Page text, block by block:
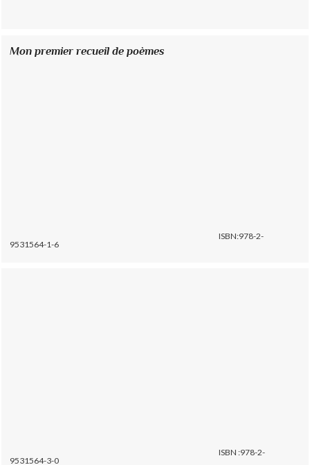
Mon premier recueil de poèmes
ISBN:978-2-
9531564-1-6
ISBN :978-2-
9531564-3-0